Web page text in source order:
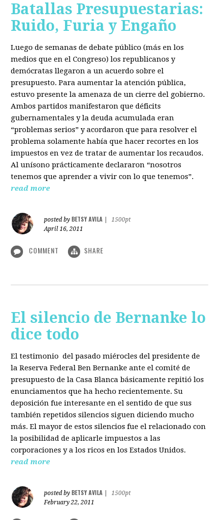
Batallas Presupuestarias:
Ruido, Furia y Engaño
Luego de semanas de debate público (más en los
medios que en el Congreso) los republicanos y
demócratas llegaron a un acuerdo sobre el
presupuesto. Para aumentar la atención pública,
estuvo presente la amenaza de un cierre del gobierno.
Ambos partidos manifestaron que déficits
gubernamentales y la deuda acumulada eran
“problemas serios” y acordaron que para resolver el
problema solamente había que hacer recortes en los
impuestos en vez de tratar de aumentar los recaudos.
Al unísono prácticamente declararon “nosotros
tenemos que aprender a vivir con lo que tenemos”.
read more
posted by BETSY AVILA
1500pt
April 16, 2011
COMMENT SHARE
El silencio de Bernanke lo
dice todo
El testimonio del pasado miérocles del presidente de
la Reserva Federal Ben Bernanke ante el comité de
presupuesto de la Casa Blanca básicamente repitió los
enunciamentos que ha hecho recientemente. Su
deposición fue interesante en el sentido de que sus
también repetidos silencios siguen diciendo mucho
más. El mayor de estos silencios fue el relacionado con
la posibilidad de aplicarle impuestos a las
corporaciones y a los ricos en los Estados Unidos.
read more
posted by BETSY AVILA
1500pt
February 22, 2011